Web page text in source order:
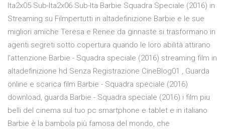
Ita2x05 Sub-Ita2x06 Sub-Ita Barbie Squadra Speciale (2016) in
Streaming su Filmpertutti in altadefinizione Barbie e le sue
migliori amiche Teresa e Renee da ginnaste si trasformano in
agenti segreti sotto copertura quando le loro abilità attirano
l'attenzione Barbie - Squadra speciale (2016) streaming film in
altadefinizione hd Senza Registrazione CineBlog01 , Guarda
online e scarica film Barbie - Squadra speciale (2016)
download, guarda Barbie - Squadra speciale (2016) i film piu
belli del cinema sul tuo pc smartphone e tablet e in italiano
Barbie è la bambola più famosa del mondo, che